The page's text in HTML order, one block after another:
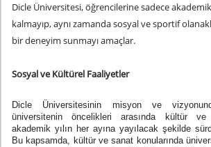
Dicle Üniversitesi, öğrencilerine sadece
kalmayıp, aynı zamanda sosyal ve sportif
bir deneyim sunmayı amaçlar.
Sosyal ve Kültürel Faaliyetler
Dicle Üniversitesinin misyon ve
üniversitenin öncelikleri arasında kültür
akademik yılın her ayına yayılacak şekilde
Bu kapsamda, kültür ve sanat konularında